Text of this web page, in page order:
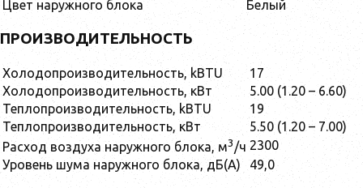
Цвет наружного блока
Белый
ПРОИЗВОДИТЕЛЬНОСТЬ
Холодопроизводительность, kBTU
17
Холодопроизводительность, кВт
5.00 (1.20 – 6.60)
Теплопроизводительность, kBTU
19
Теплопроизводительность, кВт
5.50 (1.20 – 7.00)
Расход воздуха наружного блока, м3 /ч 2300
Уровень шума наружного блока, дБ(А)
49,0